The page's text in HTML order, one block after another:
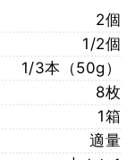
2個
1/2個
1/3本（50g）
8枚
1箱
適量